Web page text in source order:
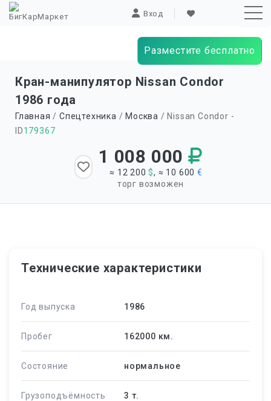
Вход
Разместите бесплатно
Кран-манипулятор Nissan Condor
1986 года
Главная /Спецтехника / Москва / Nissan Condor -
ID179367
1 008 000
≈ 12 200$, ≈ 10 600€
торг возможен
Технические характеристики
Год выпуска 1986
Пробег 162000 км.
Состояние нормальное
Грузоподъёмность 3 т.